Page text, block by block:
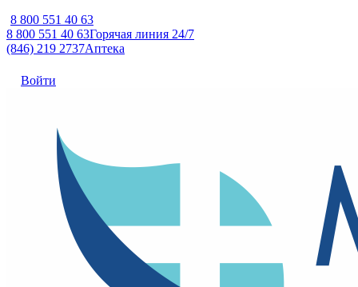
8 800 551 40 63
8 800 551 40 63Горячая линия 24/7
(846) 219 2737Аптека
Войти